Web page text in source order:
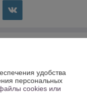
удобства
персональных
cookies или